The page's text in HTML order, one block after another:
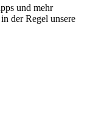
und mehr
der Regel unsere